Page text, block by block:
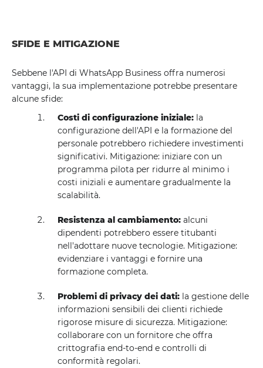
SFIDE E MITIGAZIONE
Sebbene l'API di WhatsApp Business offra numerosi
vantaggi, la sua implementazione potrebbe presentare
alcune sfide:
Costi di configurazione iniziale: la
configurazione dell'API e la formazione del
personale potrebbero richiedere investimenti
significativi. Mitigazione: iniziare con un
programma pilota per ridurre al minimo i
costi iniziali e aumentare gradualmente la
scalabilità.
Resistenza al cambiamento: alcuni
dipendenti potrebbero essere titubanti
nell'adottare nuove tecnologie. Mitigazione:
evidenziare i vantaggi e fornire una
formazione completa.
Problemi di privacy dei dati: la gestione delle
informazioni sensibili dei clienti richiede
rigorose misure di sicurezza. Mitigazione:
collaborare con un fornitore che offra
crittografia end-to-end e controlli di
conformità regolari.